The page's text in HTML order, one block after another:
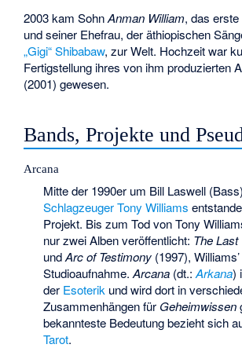
2003 kam SohnAnman William, das
und seiner Ehefrau, der äthiopischen
„Gigi“ Shibabaw, zur Welt. Hochzeit war
Fertigstellung ihres von ihm produzierten
(2001) gewesen.
Bands, Projekte und
Arcana
Mitte der 1990er um Bill Laswell
Schlagzeuger Tony Williams
Projekt. Bis zum Tod von Tony
nur zwei Alben veröffentlicht: The Last
undArc of Testimony(1997),
Studioaufnahme. Arcana(dt.: Arkana)
der Esoterik und wird dort in
Zusammenhängen für Geheimwissen
bekannteste Bedeutung bezieht sich
Tarot.